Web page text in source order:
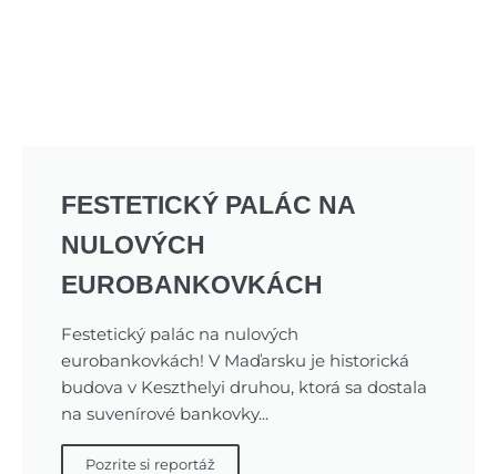
FESTETICKÝ PALÁC NA
NULOVÝCH
EUROBANKOVKÁCH
Festetický palác na nulových
eurobankovkách! V Maďarsku je historická
budova v Keszthelyi druhou, ktorá sa dostala
na suvenírové bankovky...
Pozrite si reportáž